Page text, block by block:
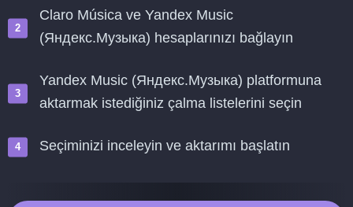
Claro Música ve Yandex Music
(Яндекс.Музыка) hesaplarınızı bağlayın
Yandex Music (Яндекс.Музыка) platformuna
aktarmak istediğiniz çalma listelerini seçin
Seçiminizi inceleyin ve aktarımı başlatın